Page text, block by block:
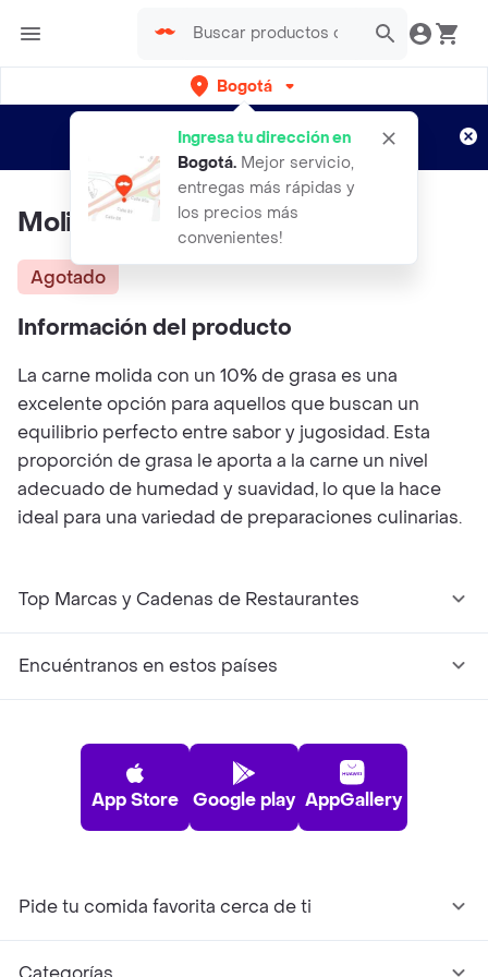
Bogotá
Ingresa tu dirección en
Bogotá. Mejor servicio,
entregas más rápidas y
los precios más
convenientes!
envíos gratis por semanas
Aplican TyC
Molida Especial De Res
Agotado
Información del producto
La carne molida con un 10% de grasa es una
excelente opción para aquellos que buscan un
equilibrio perfecto entre sabor y jugosidad. Esta
proporción de grasa le aporta a la carne un nivel
adecuado de humedad y suavidad, lo que la hace
ideal para una variedad de preparaciones culinarias.
Top Marcas y Cadenas de Restaurantes
Encuéntranos en estos países
App Store Google play AppGallery
Pide tu comida favorita cerca de ti